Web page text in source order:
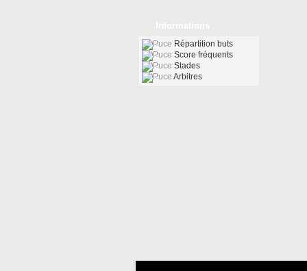
Répartition buts
Score fréquents
Stades
Arbitres